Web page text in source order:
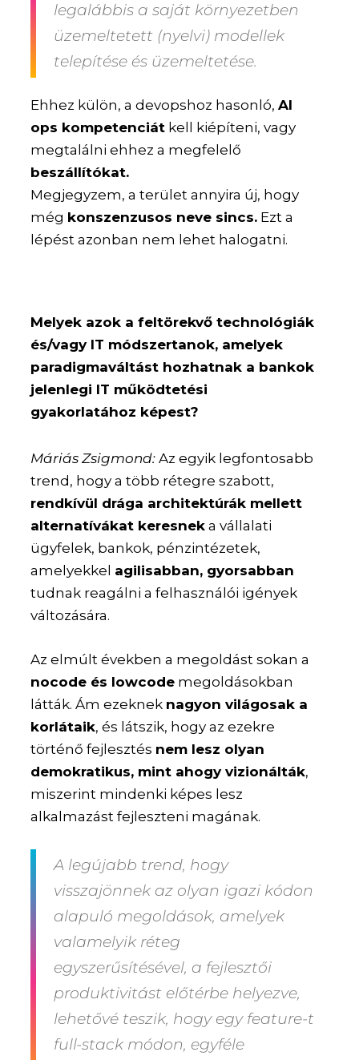
legalábbis a saját környezetben
üzemeltetett (nyelvi) modellek
telepítése és üzemeltetése.
Ehhez külön, a devopshoz hasonló,AI
ops kompetenciát kell kiépíteni, vagy
megtalálni ehhez a megfelelő
beszállítókat.
Megjegyzem, a terület annyira új, hogy
még konszenzusos neve sincs. Ezt a
lépést azonban nem lehet halogatni.
Melyek azok a feltörekvő technológiák
és/vagy IT módszertanok, amelyek
paradigmaváltást hozhatnak a bankok
jelenlegi IT működtetési
gyakorlatához képest?
Máriás Zsigmond: Az egyik legfontosabb
trend, hogy a több rétegre szabott,
rendkívül drága architektúrák mellett
alternatívákat keresnek a vállalati
ügyfelek, bankok, pénzintézetek,
amelyekkel agilisabban, gyorsabban
tudnak reagálni a felhasználói igények
változására.
Az elmúlt években a megoldást sokan a
nocode és lowcode megoldásokban
látták. Ám ezeknek nagyon világosak a
korlátaik, és látszik, hogy az ezekre
történő fejlesztés nem lesz olyan
demokratikus, mint ahogy vizionálták,
miszerint mindenki képes lesz
alkalmazást fejleszteni magának.
A legújabb trend, hogy
visszajönnek az olyan igazi kódon
alapuló megoldások, amelyek
valamelyik réteg
egyszerűsítésével, a fejlesztői
produktivitást előtérbe helyezve,
lehetővé teszik, hogy egy feature-t
full-stack módon, egyféle